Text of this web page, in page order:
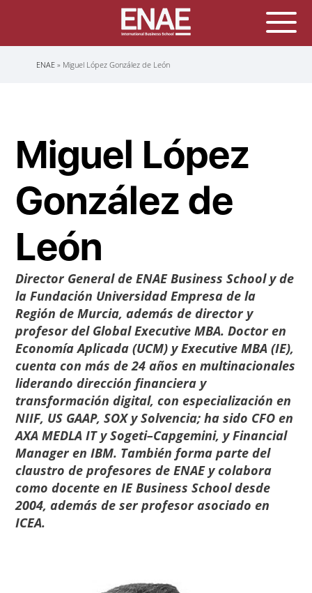
Sobrescribir
ENAE Miguel López González de León
Miguel López
González de
León
Director General deENAE Business Schooly de
la Fundación Universidad Empresa de la
Región de Murcia, además de director y
profesor del Global Executive MBA. Doctor en
Economía Aplicada (UCM) y Executive MBA (IE),
cuenta con más de 24 años en multinacionales
liderando dirección financiera y
transformación digital, con especialización en
NIIF, US GAAP, SOX y Solvencia; ha sido CFO en
AXA MEDLA IT y Sogeti–Capgemini, y Financial
Manager en IBM. También forma parte del
claustro de profesores de ENAEy colabora
como docente en IE Business School desde
2004, además de ser profesor asociado en
ICEA.